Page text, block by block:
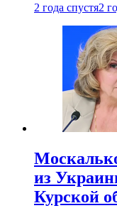
2 года спустя2
из
Курской